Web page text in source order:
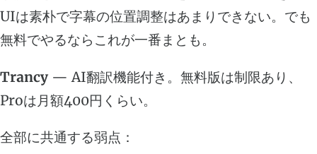
UIは素朴で字幕の位置調整はあまりできない。でも
無料でやるならこれが一番まとも。
Trancy — AI翻訳機能付き。無料版は制限あり、
Proは月額400円くらい。
全部に共通する弱点：